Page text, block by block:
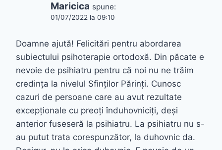
Maricica spune:
01/07/2022 la 09:10
Doamne ajută! Felicitări pentru abordarea
subiectului psihoterapie ortodoxă. Din păcate e
nevoie de psihiatru pentru că noi nu ne trăim
credința la nivelul Sfinților Părinți. Cunosc
cazuri de persoane care au avut rezultate
excepționale cu preoți înduhovniciți, deși
anterior fuseseră la psihiatru. La psihiatru nu s-
au putut trata corespunzător, la duhovnic da.